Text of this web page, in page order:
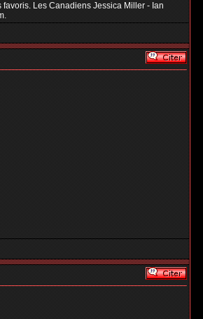
Les Canadiens Jessica Miller - Ian